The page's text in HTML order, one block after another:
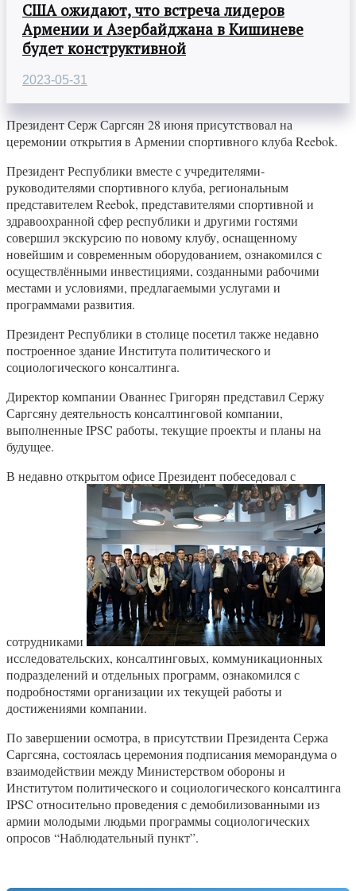
США ожидают, что встреча лидеров
Армении и Азербайджана в Кишиневе
будет конструктивной
2023-05-31
Президент Серж Саргсян 28 июня присутствовал на
церемонии открытия в Армении спортивного клуба Reebok.
Президент Республики вместе с учредителями-
руководителями спортивного клуба, региональным
представителем Reebok, представителями спортивной и
здравоохранной сфер республики и другими гостями
совершил экскурсию по новому клубу, оснащенному
новейшим и современным оборудованием, ознакомился с
осуществлёнными инвестициями, созданными рабочими
местами и условиями, предлагаемыми услугами и
программами развития.
Президент Республики в столице посетил также недавно
построенное здание Института политического и
социологического консалтинга.
Директор компании Ованнес Григорян представил Сержу
Саргсяну деятельность консалтинговой компании,
выполненные IPSC работы, текущие проекты и планы на
будущее.
В недавно открытом офисе Президент побеседовал с
сотрудниками
исследовательских, консалтинговых, коммуникационных
подразделений и отдельных программ, ознакомился с
подробностями организации их текущей работы и
достижениями компании.
По завершении осмотра, в присутствии Президента Сержа
Саргсяна, состоялась церемония подписания меморандума о
взаимодействии между Министерством обороны и
Институтом политического и социологического консалтинга
IPSC относительно проведения с демобилизованными из
армии молодыми людьми программы социологических
опросов “Наблюдательный пункт”.